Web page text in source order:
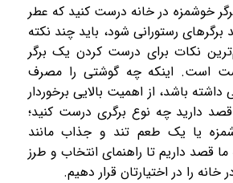
خوشمزه در خانه درست کنید که عطر
رستورانی شود، باید چند نکته
نکات برای درست کردن یک برگر
است. اینکه چه گوشتی را مصرف
باشد، از اهمیت بالایی برخوردار
دارید چه نوع برگری درست کنید؛
یا یک طعم تند و جذاب مانند
ما قصد داریم تا راهنمای انتخاب و طرز
را در اختیارتان قرار دهیم.